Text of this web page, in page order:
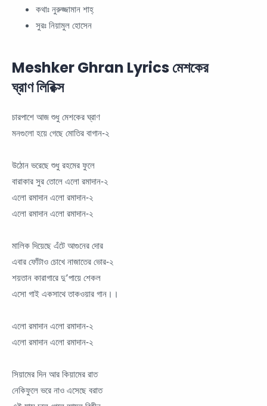
কথাঃ নুরুজ্জামান শাহ্
সুরঃ নিয়ামুল হোসেন
Meshker Ghran Lyrics মেশকের
ঘ্রাণ লিরিক্স
চারপাশে আজ শুধু মেশকের ঘ্রাণ
মনগুলো হয়ে গেছে মোতির বাগান-২
উঠোন ভরেছে শুধু রহমের ফুলে
বারাকার সুর তোলে এলো রমাদান-২
এলো রমাদান এলো রমাদান-২
এলো রমাদান এলো রমাদান-২
মালিক দিয়েছে এঁটে আগুনের দোর
এবার ফোঁটাও চোখে নাজাতের ভোর-২
শয়তান কারাগারে দু’পায়ে শেকল
এসো গাই একসাথে তাকওয়ার গান।।
এলো রমাদান এলো রমাদান-২
এলো রমাদান এলো রমাদান-২
সিয়ামের দিন আর কিয়ামের রাত
নেকিফুলে ভরে নাও এসেছে বরাত